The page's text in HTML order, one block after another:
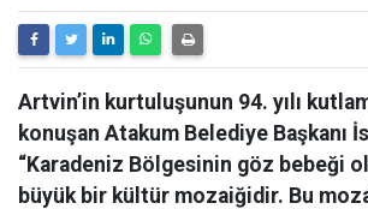
Artvin’in kurtuluşunun 94. yılı
konuşan Atakum Belediye Başkanı
“Karadeniz Bölgesinin göz bebeği
büyük bir kültür mozaiğidir. Bu